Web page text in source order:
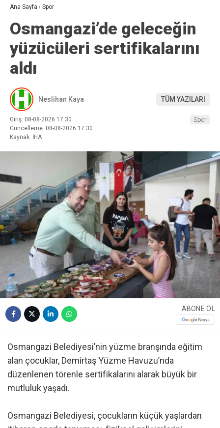
Ana Sayfa › Spor
Osmangazi’de geleceğin
yüzücüleri sertifikalarını
aldı
Neslihan Kaya TÜM YAZILARI
Giriş: 08-08-2026 17:30
Güncelleme: 08-08-2026 17:30
Kaynak: İHA
Spor
ABONE OL
Osmangazi Belediyesi’nin yüzme branşında eğitim
alan çocuklar, Demirtaş Yüzme Havuzu’nda
düzenlenen törenle sertifikalarını alarak büyük bir
mutluluk yaşadı.
Osmangazi Belediyesi, çocukların küçük yaşlardan